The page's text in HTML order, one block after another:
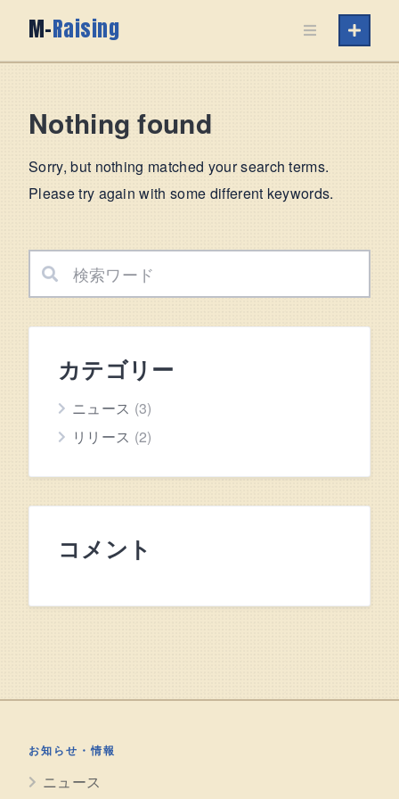
M-Raising
Nothing found
Sorry, but nothing matched your search terms.
Please try again with some different keywords.
カテゴリー
ニュース (3)
リリース (2)
コメント
お知らせ・情報
ニュース